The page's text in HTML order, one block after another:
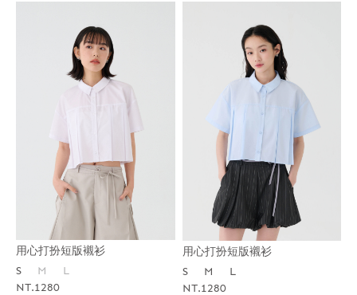
用心打扮短版襯衫
S
M
L
NT.1280
用心打扮短版襯衫
S
M
L
NT.1280